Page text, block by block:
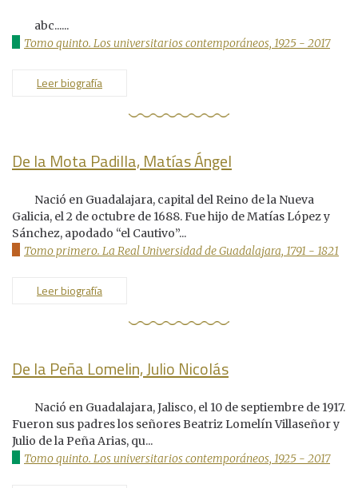
abc......
Tomo quinto. Los universitarios contemporáneos, 1925 - 2017
Leer biografía
De la Mota Padilla, Matías Ángel
Nació en Guadalajara, capital del Reino de la Nueva
Galicia, el 2 de octubre de 1688. Fue hijo de Matías López y
Sánchez, apodado “el Cautivo”...
Tomo primero. La Real Universidad de Guadalajara, 1791 - 1821
Leer biografía
De la Peña Lomelin, Julio Nicolás
Nació en Guadalajara, Jalisco, el 10 de septiembre de 1917.
Fueron sus padres los señores Beatriz Lomelín Villaseñor y
Julio de la Peña Arias, qu...
Tomo quinto. Los universitarios contemporáneos, 1925 - 2017